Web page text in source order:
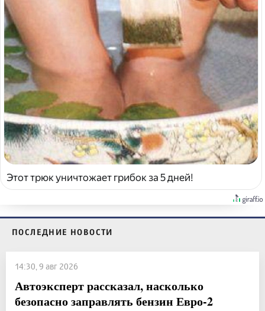
Этот трюк уничтожает грибок за 5 дней!
ПОСЛЕДНИЕ НОВОСТИ
14:30, 9 авг 2026
Автоэксперт рассказал, насколько
безопасно заправлять бензин Евро-2